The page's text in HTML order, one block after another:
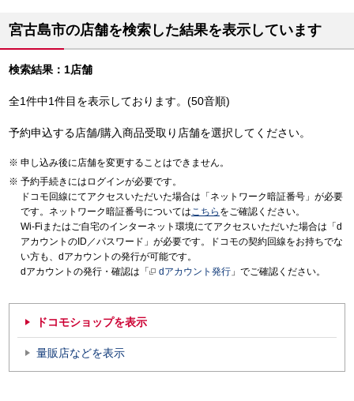
宮古島市の店舗を検索した結果を表示しています
検索結果：1店舗
全1件中1件目を表示しております。(50音順)
予約申込する店舗/購入商品受取り店舗を選択してください。
申し込み後に店舗を変更することはできません。
予約手続きにはログインが必要です。
ドコモ回線にてアクセスいただいた場合は「ネットワーク暗証番号」が必要
です。ネットワーク暗証番号についてはこちら をご確認ください。
Wi-Fiまたはご自宅のインターネット環境にてアクセスいただいた場合は「d
アカウントのID／パスワード」が必要です。ドコモの契約回線をお持ちでな
い方も、dアカウントの発行が可能です。
dアカウントの発行・確認は「
dアカウント発行 」でご確認ください。
ドコモショップを表示
量販店などを表示